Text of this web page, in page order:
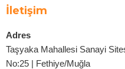
İletişim
Adres
Taşyaka Mahallesi Sanayi
No:25 | Fethiye/Muğla